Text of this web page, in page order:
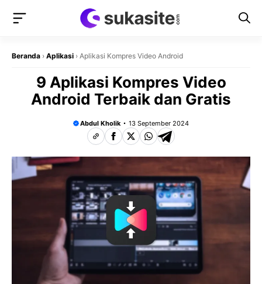
Beranda › Aplikasi › Aplikasi Kompres Video Android
9 Aplikasi Kompres Video
Android Terbaik dan Gratis
Abdul Kholik 13 September 2024